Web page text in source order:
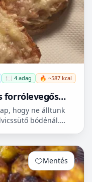
🍽️ 4 adag 🔥 ~587 kcal
forrólevegős
hogy ne álltunk
bódénál.
Mentés 0